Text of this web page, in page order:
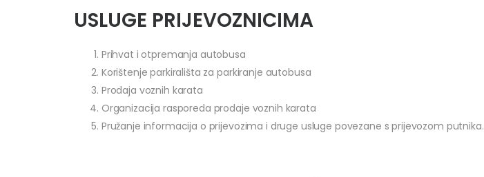
USLUGE PRIJEVOZNICIMA
Prihvat i otpremanja autobusa
Korištenje parkirališta za parkiranje autobusa
Prodaja voznih karata
Organizacija rasporeda prodaje voznih karata
Pružanje informacija o prijevozima i druge usluge povezane s prijevozom putnika.